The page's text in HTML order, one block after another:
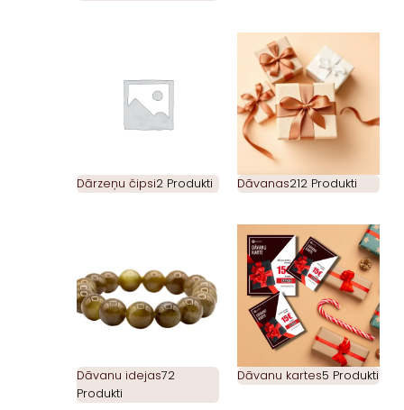
Dārzeņu čipsi2 Produkti Dāvanas212 Produkti
Dāvanu idejas72
Produkti
Dāvanu kartes5 Produkti